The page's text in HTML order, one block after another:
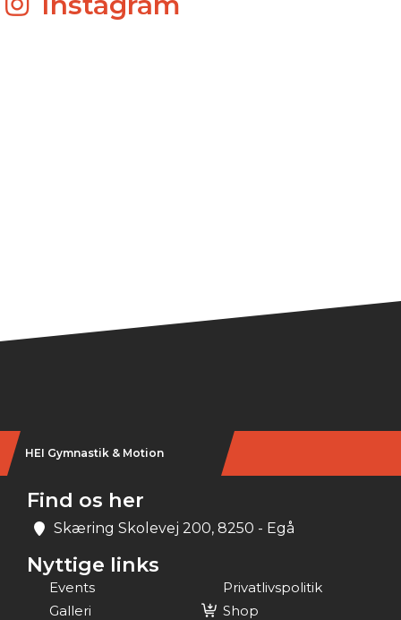
HEI Gymnastik & Motion
Find os her
Skæring Skolevej 200, 8250 - Egå
Nyttige links
Events
Privatlivspolitik
Galleri
Shop